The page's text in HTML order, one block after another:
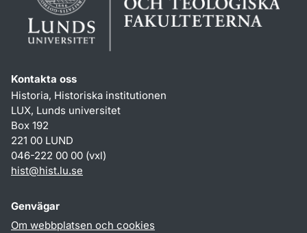
Kontakta oss
Historia, Historiska institutionen
LUX, Lunds universitet
Box 192
221 00 LUND
046-222 00 00 (vxl)
hist@hist.lu.se
Genvägar
Om webbplatsen och cookies